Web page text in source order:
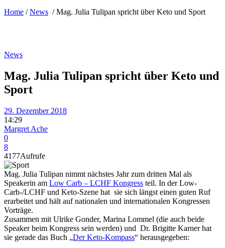
Home /News /Mag. Julia Tulipan spricht über Keto und Sport
News
Mag. Julia Tulipan spricht über Keto und
Sport
29. Dezember 2018
14:29
Margret Ache
0
8
4177Aufrufe
Mag. Julia Tulipan nimmt nächstes Jahr zum dritten Mal als
Speakerin am Low Carb – LCHF Kongress teil. In der Low-
Carb-/LCHF und Keto-Szene hat sie sich längst einen guten Ruf
erarbeitet und hält auf nationalen und internationalen Kongressen
Vorträge.
Zusammen mit Ulrike Gonder, Marina Lommel (die auch beide
Speaker beim Kongress sein werden) und Dr. Brigitte Karner hat
sie gerade das Buch „Der Keto-Kompass“ herausgegeben: